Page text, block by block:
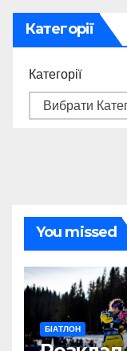
Категорії
Категорії
You missed
БІАТЛОН